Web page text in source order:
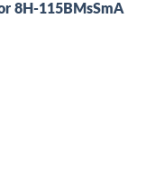
8H-115BMsSmA